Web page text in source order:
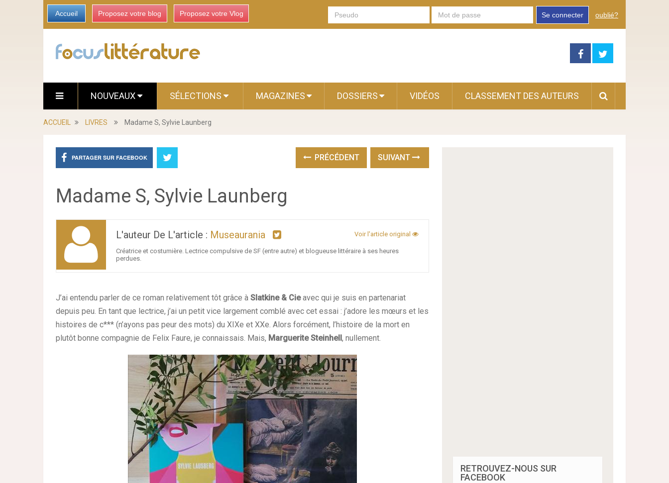
Accueil Proposez votre blog Proposez votre Vlog Se connecter oublié?
NOUVEAUX SÉLECTIONS MAGAZINES DOSSIERS VIDÉOS CLASSEMENT DES AUTEURS
ACCUEIL LIVRES Madame S, Sylvie Launberg
PARTAGER SUR FACEBOOK PRÉCÉDENT SUIVANT
Madame S, Sylvie Launberg
L'auteur De L'article : Museaurania Voir l'article original
Créatrice et costumière. Lectrice compulsive de SF (entre autre) et blogueuse littéraire à ses heures
perdues.
J’ai entendu parler de ce roman relativement tôt grâce à Slatkine & Cieavec qui je suis en partenariat
depuis peu. En tant que lectrice, j’ai un petit vice largement comblé avec cet essai : j’adore les mœurs et les
histoires de c*** (n’ayons pas peur des mots) du XIXe et XXe. Alors forcément, l’histoire de la mort en
plutôt bonne compagnie de Felix Faure, je connaissais. Mais, Marguerite Steinhell, nullement.
RETROUVEZ-NOUS SUR
FACEBOOK